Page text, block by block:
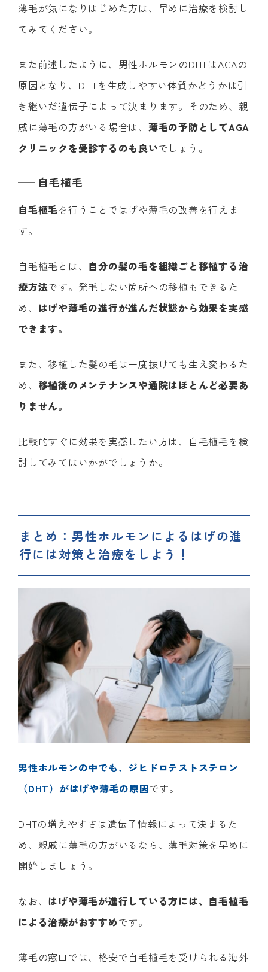
薄毛が気になりはじめた方は、早めに治療を検討し
てみてください。
また前述したように、男性ホルモンのDHTはAGAの
原因となり、DHTを生成しやすい体質かどうかは引
き継いだ遺伝子によって決まります。そのため、親
戚に薄毛の方がいる場合は、 薄毛の予防としてAGA
クリニックを受診するのも良いでしょう。
自毛植毛
自毛植毛を行うことではげや薄毛の改善を行えま
す。
自毛植毛とは、 自分の髪の毛を組織ごと移植する治
療方法です。発毛しない箇所への移植もできるた
め、 はげや薄毛の進行が進んだ状態から効果を実感
できます。
また、移植した髪の毛は一度抜けても生え変わるた
め、 移植後のメンテナンスや通院はほとんど必要あ
りません。
比較的すぐに効果を実感したい方は、自毛植毛を検
討してみてはいかがでしょうか。
まとめ：男性ホルモンによるはげの進
行には対策と治療をしよう！
男性ホルモンの中でも、ジヒドロテストステロン
（DHT）がはげや薄毛の原因です。
DHTの増えやすさは遺伝子情報によって決まるた
め、親戚に薄毛の方がいるなら、薄毛対策を早めに
開始しましょう。
なお、 はげや薄毛が進行している方には、自毛植毛
による治療がおすすめです。
薄毛の窓口では、格安で自毛植毛を受けられる海外